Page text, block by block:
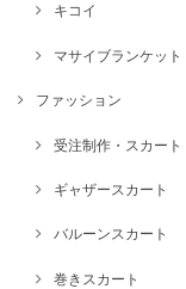
キコイ
マサイブランケット
ファッション
受注制作・スカート
ギャザースカート
バルーンスカート
巻きスカート